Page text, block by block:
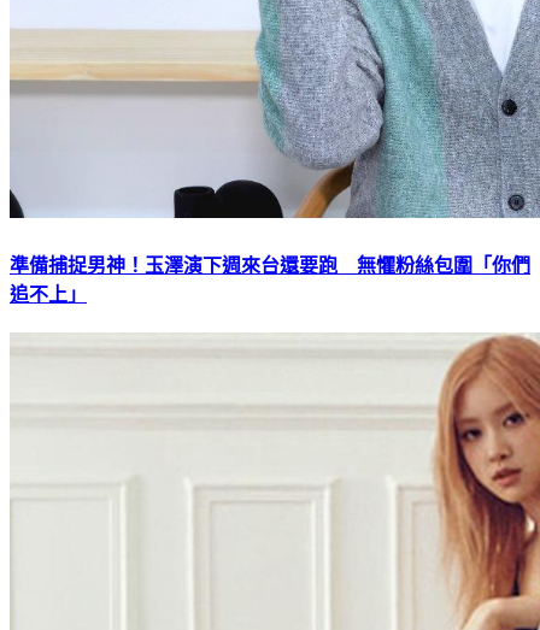
準備捕捉男神！玉澤演下週來台還要跑 無懼粉絲包圍「你們
追不上」